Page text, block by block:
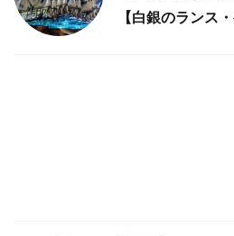
【白銀のランス